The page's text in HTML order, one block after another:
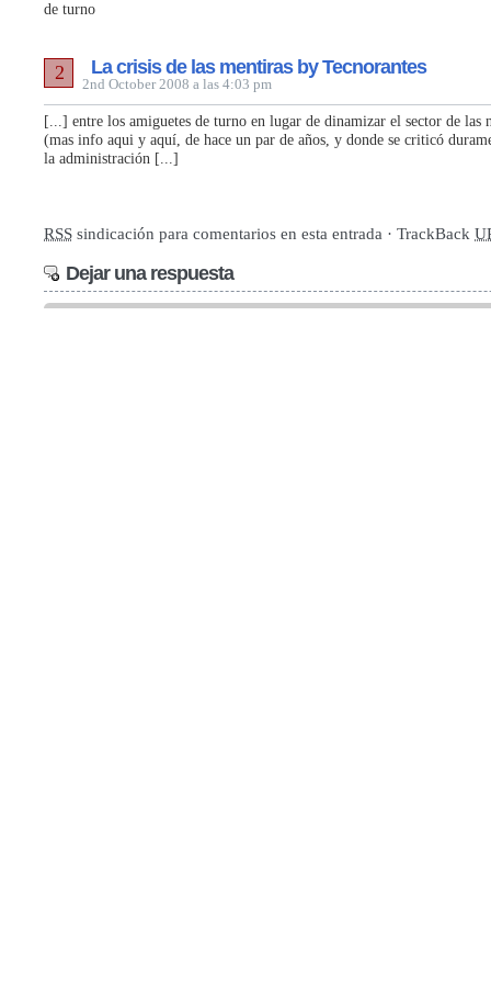
de turno
La crisis de las mentiras by Tecnorantes
2nd October 2008 a las 4:03 pm
2
[...] entre los amiguetes de turno en lugar de dinamizar el sector de las
(mas info aqui y aquí, de hace un par de años, y donde se criticó
la administración [...]
RSS sindicación para comentarios en esta entrada · TrackBack
Dejar una respuesta